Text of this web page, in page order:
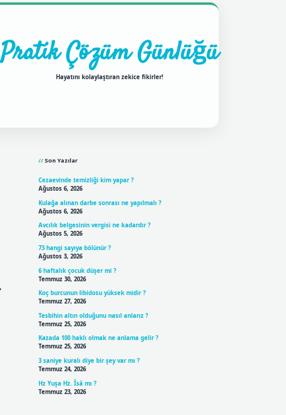
Pratik Çözüm Günlüğü
Hayatını kolaylaştıran zekice fikirler!
Son Yazılar
Cezaevinde temizliği kim yapar ?
Ağustos 6, 2026
Kulağa alınan darbe sonrası ne yapılmalı ?
Ağustos 6, 2026
Avcılık belgesinin vergisi ne kadardır ?
Ağustos 5, 2026
73 hangi sayıya bölünür ?
Ağustos 3, 2026
6 haftalık çocuk düşer mi ?
Temmuz 30, 2026
Koç burcunun libidosu yüksek midir ?
Temmuz 27, 2026
Tesbihin altın olduğunu nasıl anlarız ?
Temmuz 25, 2026
Kazada 100 haklı olmak ne anlama gelir ?
Temmuz 25, 2026
3 saniye kuralı diye bir şey var mı ?
Temmuz 24, 2026
Hz Yuşa Hz. Îsâ mı ?
Temmuz 23, 2026